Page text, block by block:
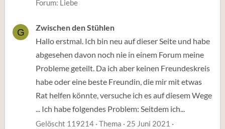
Forum: Liebe
G
Zwischen den Stühlen
Hallo erstmal. Ich bin neu auf dieser Seite und habe
abgesehen davon noch nie in einem Forum meine
Probleme geteilt. Da ich aber keinen Freundeskreis
habe oder eine beste Freundin, die mir mit etwas
Rat helfen könnte, versuche ich es auf diesem Wege
... Ich habe folgendes Problem: Seitdem ich...
Gelöscht 119214 Thema 25 Juni 2021